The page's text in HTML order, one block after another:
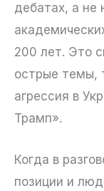
дебатах, а не
200 лет. Это
острые темы,
агрессия в
Трамп».
Когда в
позиции и